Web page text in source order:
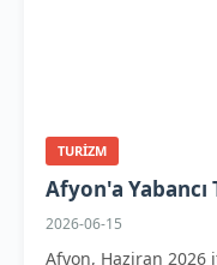
TURIZM
Afyon'a
2026-06-15
Afyon, Haziran 2026